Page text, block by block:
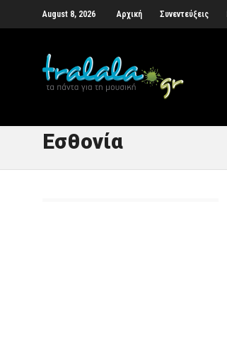
August 8, 2026 Αρχική Συνεντεύξεις
Εσθονία